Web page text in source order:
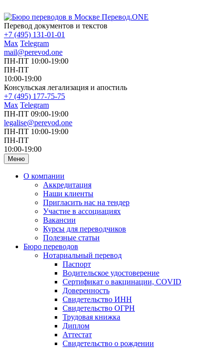
Перевод документов и текстов
+7 (495) 131-01-01
Max Telegram
mail@perevod.one
ПН-ПТ 10:00-19:00
ПН-ПТ
10:00-19:00
Консульская легализация и апостиль
+7 (495) 177-75-75
Max Telegram
ПН-ПТ 09:00-19:00
legalise@perevod.one
ПН-ПТ 10:00-19:00
ПН-ПТ
10:00-19:00
Меню
О компании
Аккредитация
Наши клиенты
Пригласить нас на тендер
Участие в ассоциациях
Вакансии
Курсы для переводчиков
Полезные статьи
Бюро переводов
Нотариальный перевод
Паспорт
Водительское удостоверение
Сертификат о вакцинации, COVID
Доверенность
Свидетельство ИНН
Свидетельство ОГРН
Трудовая книжка
Диплом
Аттестат
Свидетельство о рождении